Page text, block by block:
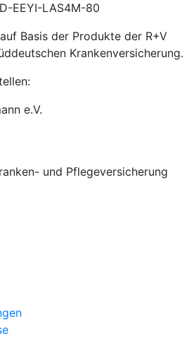
EEYI-LAS4M-80
Basis der Produkte der R+V
Krankenversicherung.
e.V.
und Pflegeversicherung